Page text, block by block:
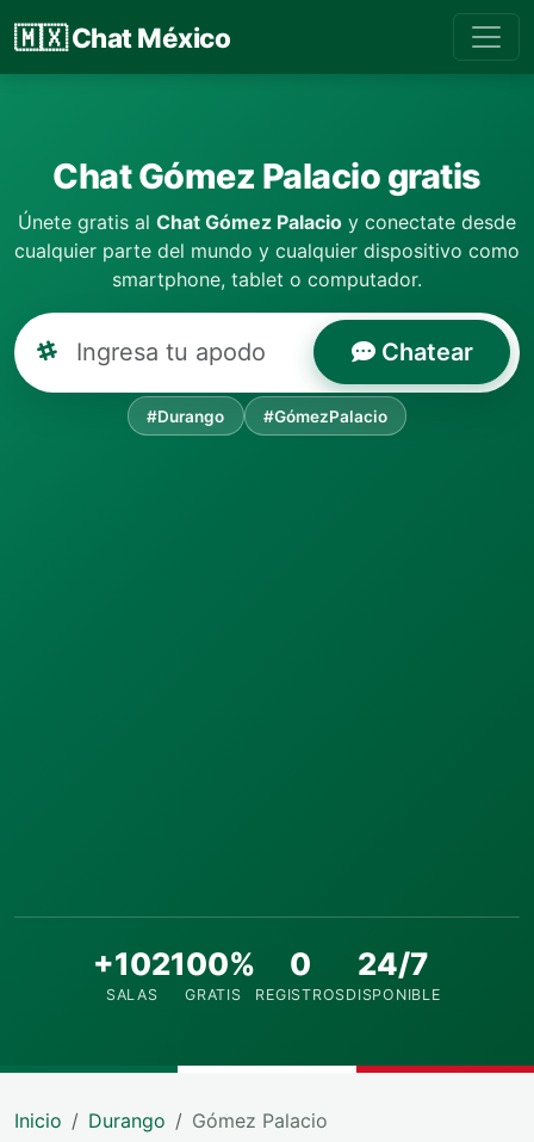
🇲🇽Chat México
Chat Gómez Palacio gratis
Únete gratis al Chat Gómez Palacio y conectate desde
cualquier parte del mundo y cualquier dispositivo como
smartphone, tablet o computador.
Chatear
#Durango #GómezPalacio
+102
SALAS
100%
GRATIS
0
REGISTROS
24/7
DISPONIBLE
Inicio Durango Gómez Palacio